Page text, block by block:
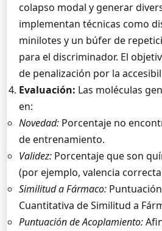
colapso modal y generar
implementan técnicas como
minilotes y un búfer de
para el discriminador. El
de penalización por la
Evaluación: Las moléculas
en:
Novedad: Porcentaje no
de entrenamiento.
Validez: Porcentaje que son
(por ejemplo, valencia
Similitud a Fármaco:
Cuantitativa de Similitud a
Puntuación de Acoplamiento: